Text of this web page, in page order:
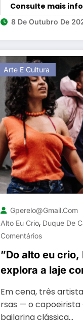
Consulte mais
8 De Outubro De
Arte E Cultura
Gperelo@gmail.com
Alto Eu Crio, Duque De
Comentários
”Do alto eu
explora a laje
resistência e
Firjan SESI
Em cena, três
rsas — o capoeirista
bailarina clássica…